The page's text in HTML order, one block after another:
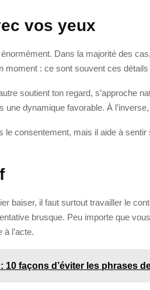
vos yeux
Dans la majorité des
moment : ce sont souvent ces
soutient ton regard, s’approche
une dynamique favorable. À
consentement, mais il aide à
baiser, il faut surtout travailler le
brusque. Peu importe que
à l’acte.
10 façons d’éviter les phrases